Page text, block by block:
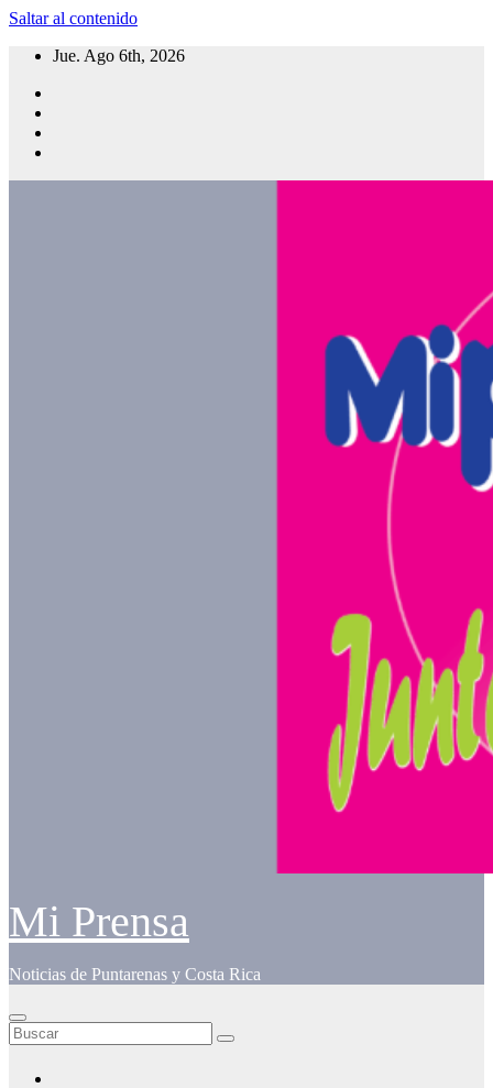
Saltar al contenido
Jue. Ago 6th, 2026
Mi Prensa
Noticias de Puntarenas y Costa Rica